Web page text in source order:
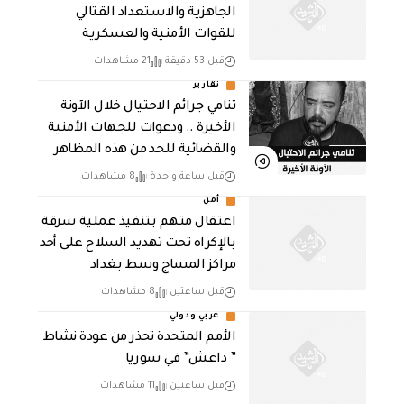
الجاهزية والاستعداد القتالي
للقوات الأمنية والعسكرية
قبل 53 دقيقة 21 مشاهدات
تقارير
تنامي جرائم الاحتيال خلال الآونة
الأخيرة .. ودعوات للجهات الأمنية
والقضائية للحد من هذه المظاهر
قبل ساعة واحدة 8 مشاهدات
أمن
اعتقال متهم بتنفيذ عملية سرقة
بالإكراه تحت تهديد السلاح على أحد
مراكز المساج وسط بغداد
قبل ساعتين 8 مشاهدات
عربي ودولي
الأمم المتحدة تحذر من عودة نشاط
” داعش” في سوريا
قبل ساعتين 11 مشاهدات